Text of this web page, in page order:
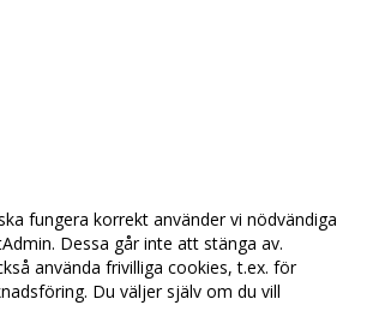
fungera korrekt använder vi nödvändiga
Dessa går inte att stänga av.
använda frivilliga cookies, t.ex. för
Du väljer själv om du vill